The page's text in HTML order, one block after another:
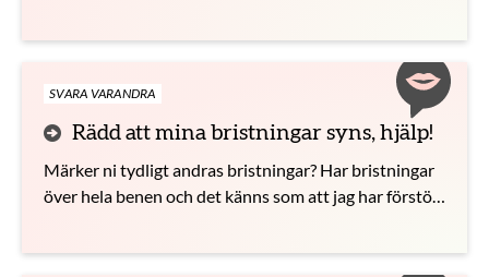
SVARA VARANDRA
Rädd att mina bristningar syns, hjälp!
Märker ni tydligt andras bristningar? Har bristningar
över hela benen och det känns som att jag har förstört